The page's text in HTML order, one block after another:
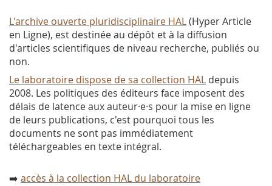
L'archive ouverte pluridisciplinaire HAL(Hyper Article
en Ligne), est destinée au dépôt et à la diffusion
d'articles scientifiques de niveau recherche, publiés ou
non.
Le laboratoire dispose de sa collection HAL depuis
2008. Les politiques des éditeurs face imposent des
délais de latence aux auteur·e·s pour la mise en ligne
de leurs publications, c'est pourquoi tous les
documents ne sont pas immédiatement
téléchargeables en texte intégral.
➡️ accès à la collection HAL du laboratoire